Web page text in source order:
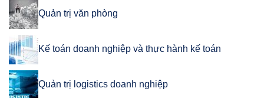
Quản trị văn phòng
Kế toán doanh nghiệp và thực hành kế toán
Quản trị logistics doanh nghiệp